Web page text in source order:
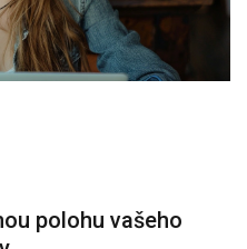
polohu vašeho